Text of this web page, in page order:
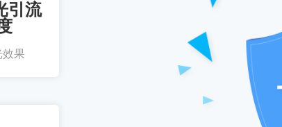
引流
果